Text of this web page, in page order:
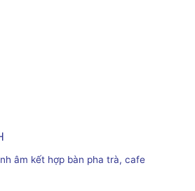
âm kết hợp bàn pha trà, cafe